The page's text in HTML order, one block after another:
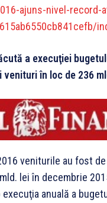
ajuns-nivel-record-
a execuţiei
venituri în loc de 236
veniturile au fost de
lei în decembrie
anuală a